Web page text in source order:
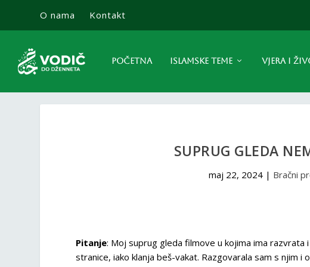
O nama Kontakt
POČETNA ISLAMSKE TEME VJERA I
SUPRUG GLEDA
maj 22, 2024 | Bračni
Pitanje: Moj suprug gleda filmove u kojima ima
stranice, iako klanja beš-vakat. Razgovarala sam s njim